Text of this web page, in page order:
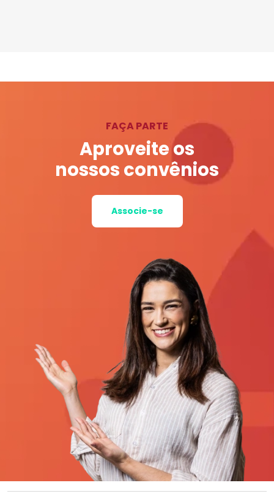
FAÇA PARTE
Aproveite os
nossos convênios
Associe-se